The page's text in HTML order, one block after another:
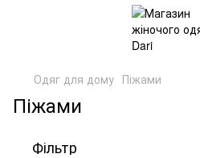
Одяг для дому Піжами
Піжами
Фільтр